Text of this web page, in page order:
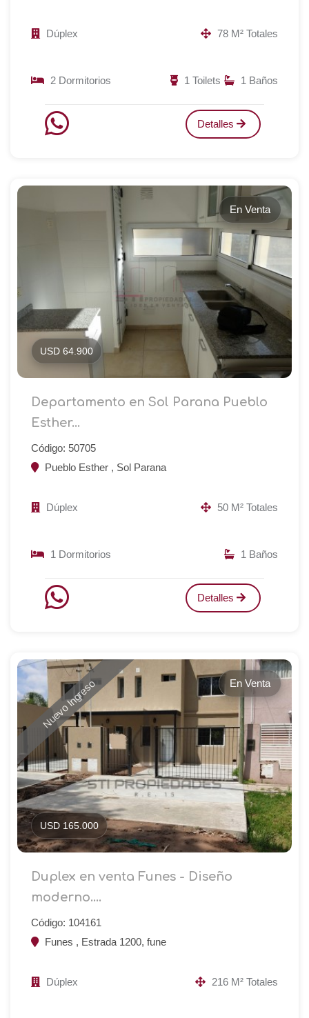
Dúplex 78 M² Totales
2 Dormitorios 1 Baños
1 Toilets
Detalles
En Venta
USD 64.900
Departamento en Sol Parana Pueblo
Esther...
Código: 50705
Pueblo Esther , Sol Parana
Dúplex 50 M² Totales
1 Dormitorios 1 Baños
Detalles
Nuevo Ingreso En Venta
USD 165.000
Duplex en venta Funes - Diseño
moderno....
Código: 104161
Funes , Estrada 1200, fune
Dúplex 216 M² Totales